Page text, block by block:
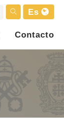
Es
Contacto